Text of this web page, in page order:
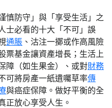
慎防守」與「享受生活」之
士必看的十大「不可」誤
通脹 、沽注一擲或作高風險
票基金讓資產增長；生活上
障（如生果金）、或對財務
可將房產一紙遺囑草率傳
與癌症保障。做好平衡的全
正放心享受人生。